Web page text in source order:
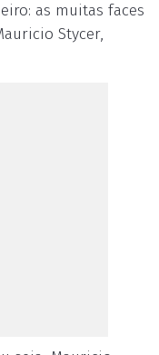
as muitas faces
Stycer,